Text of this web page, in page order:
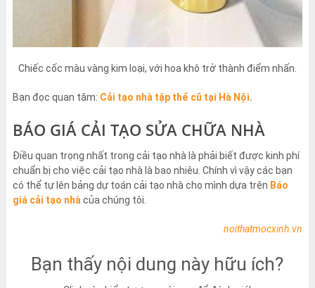
Chiếc cốc màu vàng kim loại, với hoa khô trở thành điểm nhấn.
Bạn đọc quan tâm: Cải tạo nhà tập thể cũ tại Hà Nội.
BÁO GIÁ CẢI TẠO SỬA CHỮA NHÀ
Điều quan trọng nhất trong cải tạo nhà là phải biết được kinh phí
chuẩn bị cho việc cải tạo nhà là bao nhiêu. Chính vì vậy các bạn
có thể tự lên bảng dự toán cải tạo nhà cho mình dựa trên Báo
giá cải tạo nhàcủa chúng tôi.
noithatmocxinh.vn
Bạn thấy nội dung này hữu ích?